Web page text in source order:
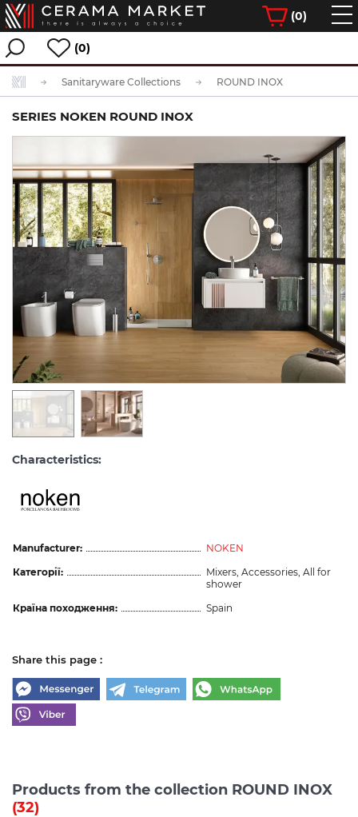
(0)
(0)
Sanitaryware Collections ROUND INOX
SERIES NOKEN ROUND INOX
Characteristics:
Manufacturer:
NOKEN
Категорії:
Mixers, Accessories, All for
shower
Країна походження:
Spain
Share this page :
Products from the collection ROUND INOX
(32)